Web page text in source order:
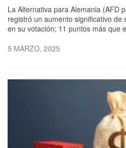
La Alternativa para Alemania (AFD
registró un aumento significativo de
en su votación; 11 puntos más que
5 MARZO, 2025